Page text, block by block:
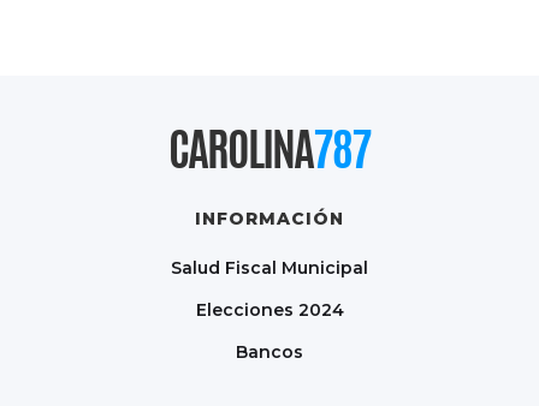
CAROLINA787
INFORMACIÓN
Salud Fiscal Municipal
Elecciones 2024
Bancos